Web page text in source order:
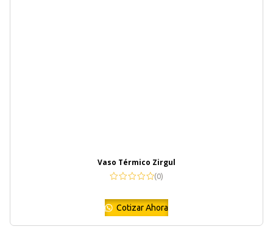
Vaso Térmico Zirgul
(0)
Cotizar Ahora